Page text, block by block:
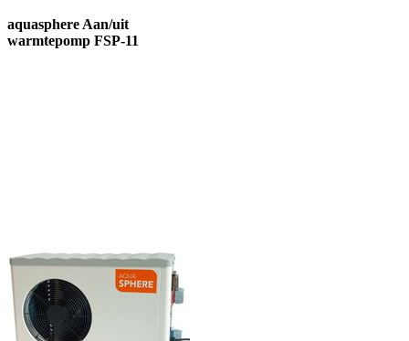
aquasphere Aan/uit
warmtepomp FSP-11